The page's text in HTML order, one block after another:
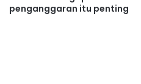
penganggaran itu penting